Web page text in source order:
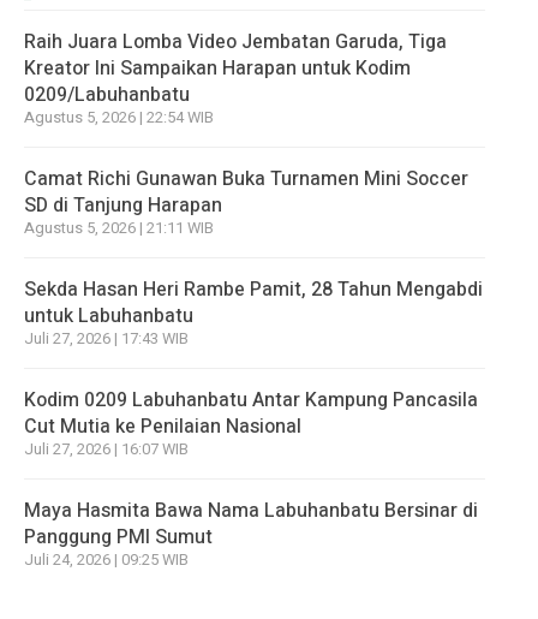
Raih Juara Lomba Video Jembatan Garuda, Tiga
Kreator Ini Sampaikan Harapan untuk Kodim
0209/Labuhanbatu
Agustus 5, 2026 | 22:54 WIB
Camat Richi Gunawan Buka Turnamen Mini Soccer
SD di Tanjung Harapan
Agustus 5, 2026 | 21:11 WIB
Sekda Hasan Heri Rambe Pamit, 28 Tahun Mengabdi
untuk Labuhanbatu
Juli 27, 2026 | 17:43 WIB
Kodim 0209 Labuhanbatu Antar Kampung Pancasila
Cut Mutia ke Penilaian Nasional
Juli 27, 2026 | 16:07 WIB
Maya Hasmita Bawa Nama Labuhanbatu Bersinar di
Panggung PMI Sumut
Juli 24, 2026 | 09:25 WIB